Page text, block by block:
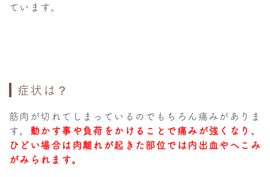
ています。
症状は？
筋肉が切れてしまっているのでもちろん痛みがありま
す。 動かす事や負荷をかけることで痛みが強くなり、
ひどい場合は肉離れが起きた部位では内出血やへこみ
がみられます。